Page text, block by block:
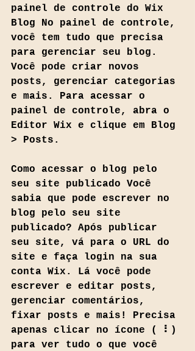
painel de controle do Wix
Blog No painel de controle,
você tem tudo que precisa
para gerenciar seu blog.
Você pode criar novos
posts, gerenciar categorias
e mais. Para acessar o
painel de controle, abra o
Editor Wix e clique em Blog
> Posts.
Como acessar o blog pelo
seu site publicado
Você
sabia que pode escrever no
blog pelo seu site
publicado? Após publicar
seu site, vá para o URL do
site e faça login na sua
conta Wix. Lá você pode
escrever e editar posts,
gerenciar comentários,
fixar posts e mais! Precisa
apenas clicar no ícone ( ⠇)
para ver tudo o que você